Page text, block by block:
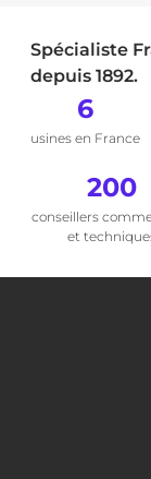
Spécialiste
depuis 1892.
6
usines en France
200
conseillers
et